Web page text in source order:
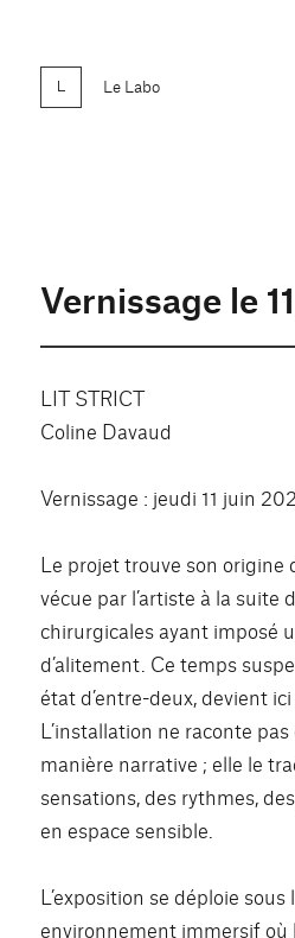
Le Labo
Vernissage le
LIT STRICT
Coline Davaud
Vernissage : jeudi 11 juin
Le projet trouve son origine
vécue par l’artiste à la suite
chirurgicales ayant imposé
d’alitement. Ce temps
état d’entre-deux, devient
L’installation ne raconte
manière narrative ; elle le
sensations, des rythmes,
en espace sensible.
L’exposition se déploie sous
environnement immersif où